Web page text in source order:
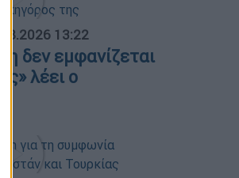
13:22
δεν εμφανίζεται
λέει ο